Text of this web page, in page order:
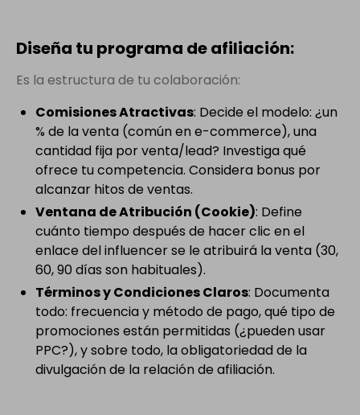
Diseña tu programa de afiliación:
Es la estructura de tu colaboración:
Comisiones Atractivas: Decide el modelo: ¿un
% de la venta (común en e-commerce), una
cantidad fija por venta/lead? Investiga qué
ofrece tu competencia. Considera bonus por
alcanzar hitos de ventas.
Ventana de Atribución (Cookie): Define
cuánto tiempo después de hacer clic en el
enlace del influencer se le atribuirá la venta (30,
60, 90 días son habituales).
Términos y Condiciones Claros: Documenta
todo: frecuencia y método de pago, qué tipo de
promociones están permitidas (¿pueden usar
PPC?), y sobre todo, la obligatoriedad de la
divulgación de la relación de afiliación.